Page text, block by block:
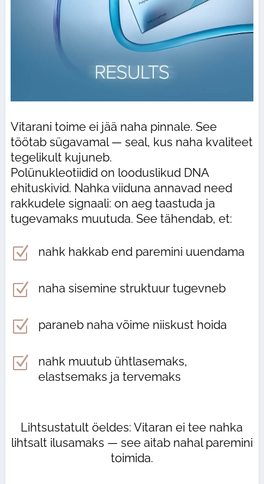
Vitarani toime ei jää naha pinnale. See
töötab sügavamal — seal, kus naha kvaliteet
tegelikult kujuneb.
Polünukleotiidid on looduslikud DNA
ehituskivid. Nahka viiduna annavad need
rakkudele signaali: on aeg taastuda ja
tugevamaks muutuda. See tähendab, et:
Z nahk hakkab end paremini uuendama
Z naha sisemine struktuur tugevneb
Z paraneb naha võime niiskust hoida
Z
nahk muutub ühtlasemaks,
elastsemaks ja tervemaks
Lihtsustatult öeldes: Vitaran ei tee nahka
lihtsalt ilusamaks — see aitab nahal paremini
toimida.